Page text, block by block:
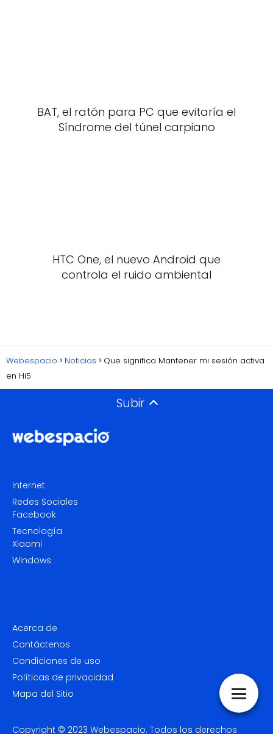
BAT, el ratón para PC que evitaría el
Síndrome del túnel carpiano
HTC One, el nuevo Android que
controla el ruido ambiental
Webespacio Noticias
Que significa Mantener mi sesión activa
en Hi5
Subir
Internet
Redes Sociales
Facebook
Tecnología
Xiaomi
Windows
Acerca de
Contáctenos
Condiciones de uso
Políticas de privacidad
Mapa del Sitio
Copyright © 2023 Webespacio. Todos los derechos